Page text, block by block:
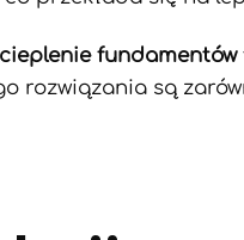
fundamentów
rozwiązania są